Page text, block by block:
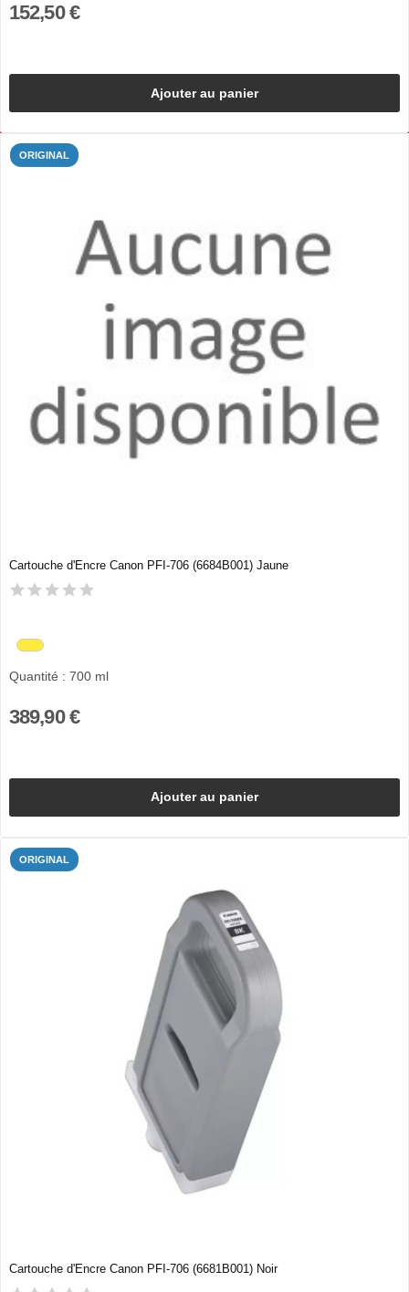
152,50 €
Ajouter au panier
ORIGINAL
Cartouche d'Encre Canon PFI-706 (6684B001) Jaune
Quantité : 700 ml
389,90 €
Ajouter au panier
ORIGINAL
Cartouche d'Encre Canon PFI-706 (6681B001) Noir